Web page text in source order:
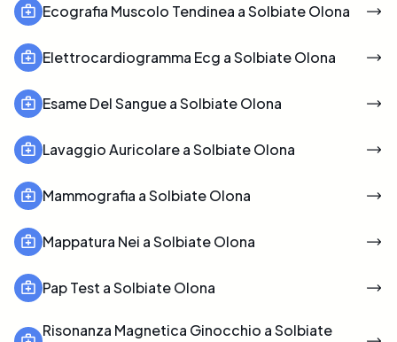
Ecografia Muscolo Tendinea a Solbiate Olona
Elettrocardiogramma Ecg a Solbiate Olona
Esame Del Sangue a Solbiate Olona
Lavaggio Auricolare a Solbiate Olona
Mammografia a Solbiate Olona
Mappatura Nei a Solbiate Olona
Pap Test a Solbiate Olona
Risonanza Magnetica Ginocchio a Solbiate